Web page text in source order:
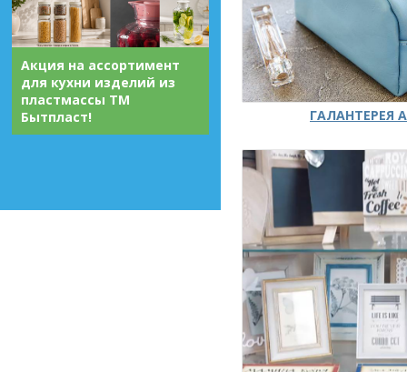
Акция на ассортимент
для кухни изделий из
пластмассы ТМ
Бытпласт!
ГАЛАНТЕРЕЯ